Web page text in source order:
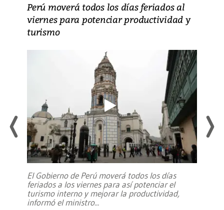
Perú moverá todos los días feriados al
viernes para potenciar productividad y
turismo
El Gobierno de Perú moverá todos los días
feriados a los viernes para así potenciar el
turismo interno y mejorar la productividad,
informó el ministro...